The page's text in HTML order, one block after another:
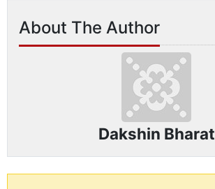
About The Author
Dakshin Bharat